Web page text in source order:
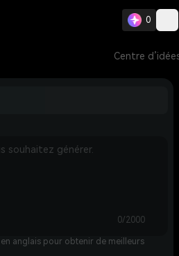
0
Centre
0/2000
anglais pour obtenir de meilleurs